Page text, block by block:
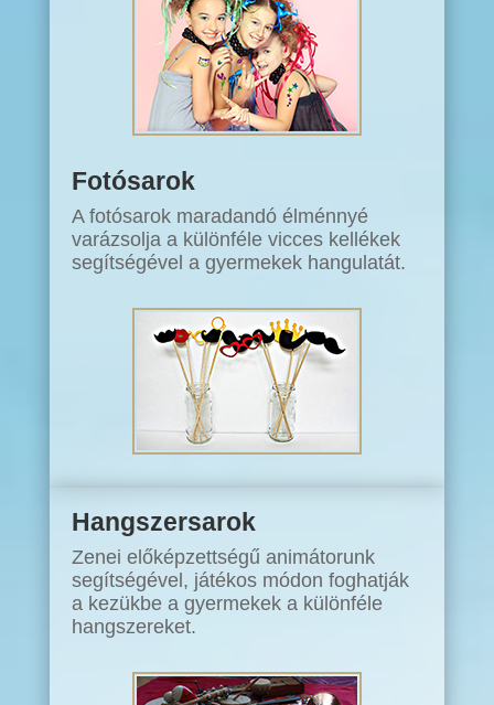
Fotósarok
A fotósarok maradandó élménnyé
varázsolja a különféle vicces kellékek
segítségével a gyermekek hangulatát.
Hangszersarok
Zenei előképzettségű animátorunk
segítségével, játékos módon foghatják
a kezükbe a gyermekek a különféle
hangszereket.